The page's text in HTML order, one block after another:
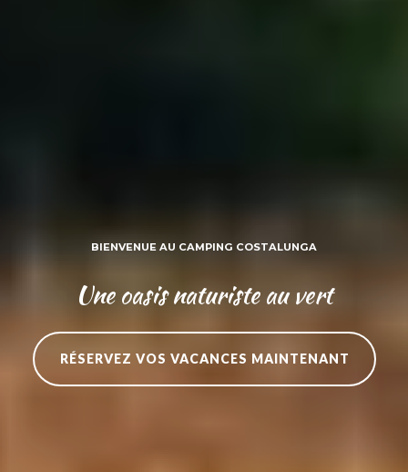
BIENVENUE AU CAMPING COSTALUNGA
Une oasis naturiste au vert
RÉSERVEZ VOS VACANCES MAINTENANT